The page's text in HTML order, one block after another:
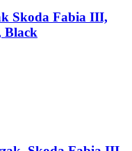
Skoda Fabia III,
Black